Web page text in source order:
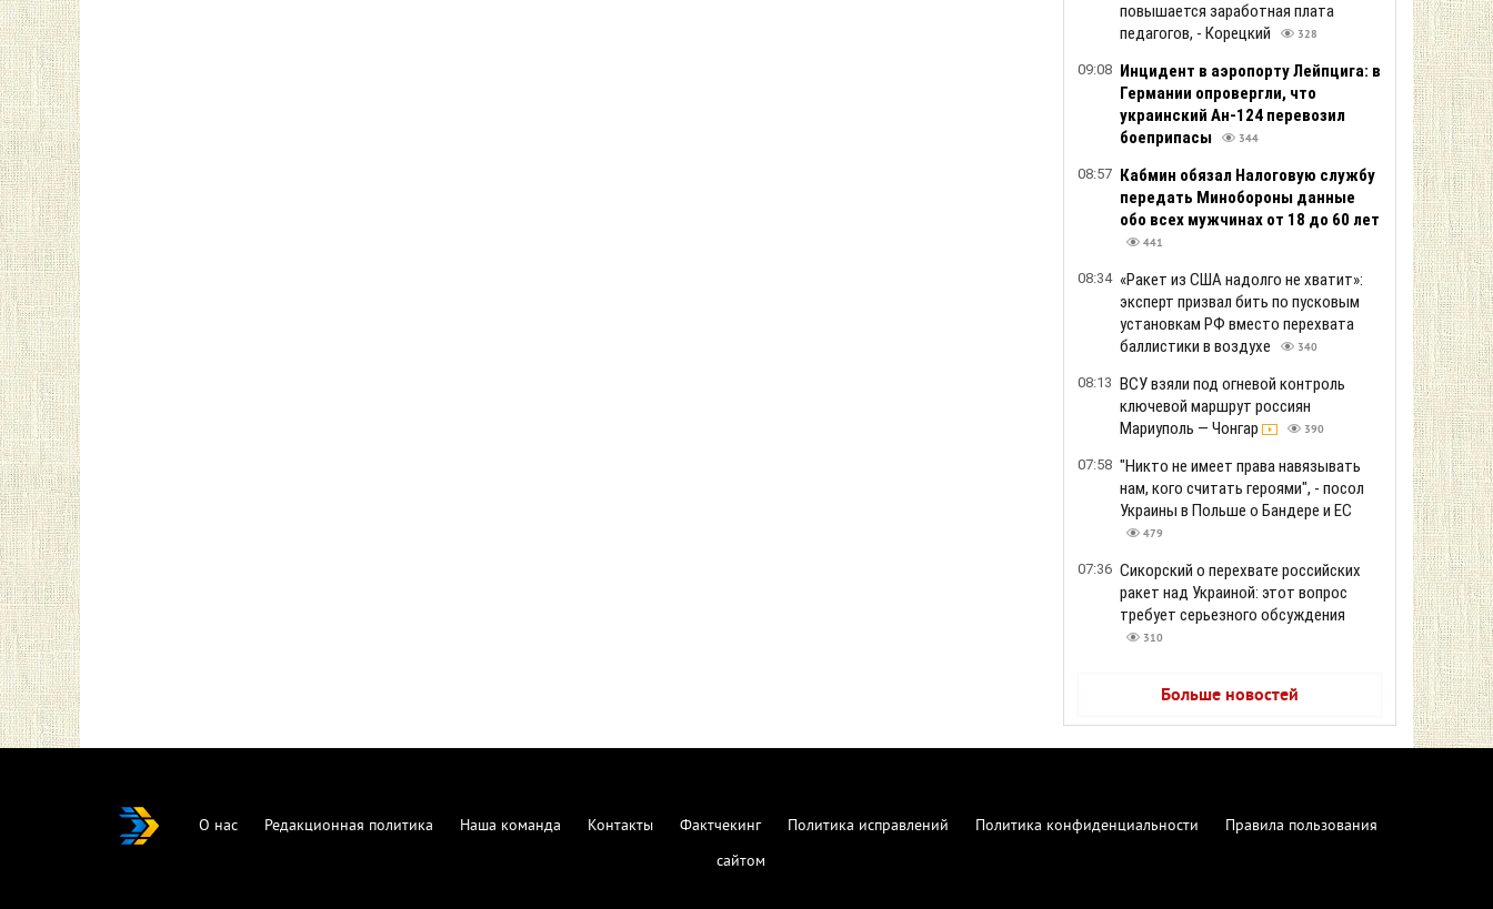
повышается заработная плата
педагогов, - Корецкий
328
09:08 Инцидент в аэропорту Лейпцига: в
Германии опровергли, что
украинский Ан-124 перевозил
боеприпасы
344
08:57 Кабмин обязал Налоговую службу
передать Минобороны данные
обо всех мужчинах от 18 до 60 лет
441
08:34 «Ракет из США надолго не хватит»:
эксперт призвал бить по пусковым
установкам РФ вместо перехвата
баллистики в воздухе
340
08:13 ВСУ взяли под огневой контроль
ключевой маршрут россиян
Мариуполь — Чонгар
390
07:58 "Никто не имеет права навязывать
нам, кого считать героями", - посол
Украины в Польше о Бандере и ЕС
479
07:36 Сикорский о перехвате российских
ракет над Украиной: этот вопрос
требует серьезного обсуждения
310
Больше новостей
О нас Редакционная политика Наша команда Контакты Фактчекинг Политика исправлений Политика конфиденциальности
Правила пользования
сайтом